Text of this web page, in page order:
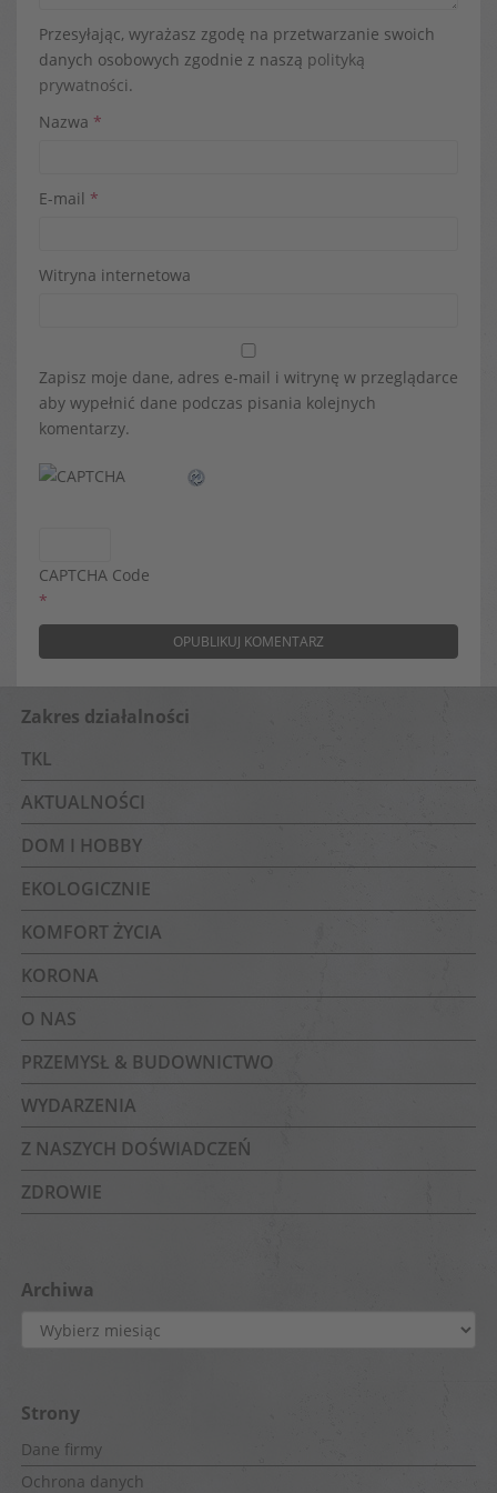
Przesyłając, wyrażasz zgodę na przetwarzanie swoich
danych osobowych zgodnie z naszą polityką
prywatności.
Nazwa *
E-mail *
Witryna internetowa
Zapisz moje dane, adres e-mail i witrynę w przeglądarce
aby wypełnić dane podczas pisania kolejnych
komentarzy.
CAPTCHA Code
*
Zakres działalności
TKL
AKTUALNOŚCI
DOM I HOBBY
EKOLOGICZNIE
KOMFORT ŻYCIA
KORONA
O NAS
PRZEMYSŁ & BUDOWNICTWO
WYDARZENIA
Z NASZYCH DOŚWIADCZEŃ
ZDROWIE
Archiwa
Archiwa
Strony
Dane firmy
Ochrona danych